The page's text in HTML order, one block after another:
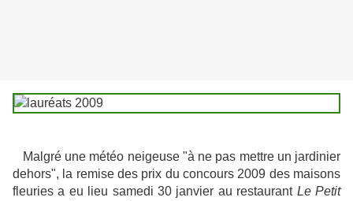
Malgré une météo neigeuse "à ne pas mettre un jardinier
dehors", la remise des prix du concours 2009 des maisons
fleuries a eu lieu samedi 30 janvier au restaurant Le Petit